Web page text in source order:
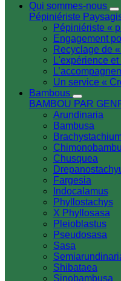
Qui sommes-nous
Pépiniériste
Pépiniériste «
Engagement
Recyclage de
L'expérience
Un service «
Bambous
BAMBOU PAR
Arundinaria
Bambusa
Chusquea
Fargesia
Indocalamus
Phyllostachys
X Phyllosasa
Pleioblastus
Pseudosasa
Sasa
Shibataea
Sinobambusa